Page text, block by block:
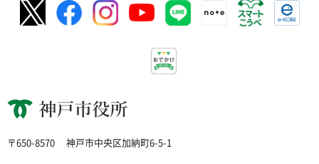
神戸市役所
〒650-8570 神戸市中央区加納町6-5-1